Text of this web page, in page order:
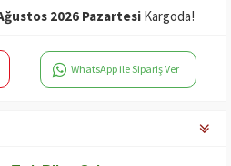
2026 Pazartesi Kargoda!
WhatsApp ile Sipariş Ver